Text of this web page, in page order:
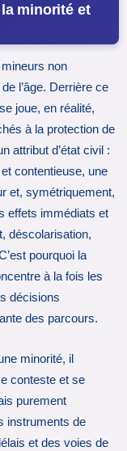
minorité et
non
l’âge. Derrière ce
joue, en réalité,
à la protection de
attribut d’état civil :
contentieuse, une
et, symétriquement,
effets immédiats et
déscolarisation,
pourquoi la
à la fois les
décisions
des parcours.
minorité, il
conteste et se
purement
instruments de
et des voies de